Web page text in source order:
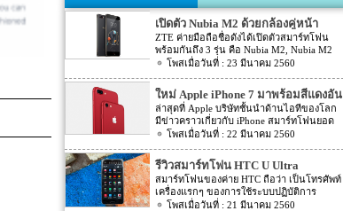
เปิดตัว Nubia M2 ด้วยกล้องคู่หน้า
ZTE ค่ายมือถือชื่อดังได้เปิดตัวสมาร์ทโฟน
พร้อมกันถึง 3 รุ่น คือ Nubia M2, Nubia M2
Lite และ Nubia N2 ซึ่งแต่ละรุ่นก็มีความน่า
นี้เราจะมารีวิวให้ท่านได้รู้จักกับ Nubia M2
ที่มีจุดขายตรงกล้องหน้าที่มาเป็นคู่ นอกจาก
กล้องหน้าที่มาเป็นคู่แล้วยังมีส่วนอื่นๆ ที่น่า
สนใจอีก Nubia M2 ใช้กล้องหน้าแบบคู่ที่มี
ความละเอียดสูงถึง 13MP มีรูรับแสง f 2.2
กล้องหน้าสำหรับการเซลฟี่มีความละเอียด
16MP พร้อมกับรูรับแสง f/2.0 กล้องหน้า
สามารถจับภาพได้กว้างถึง 80 องศา นั้นจะ
ทำให้การถ่ายรูปเซลฟี่ได้กว้างมากยิ่งขึ้น
หน้าจอเป็นแบบ AMOLED มีความละเอียดสูง
23 มีนาคม 2560
ใหม่ Apple iPhone 7 มาพร้อมสีแดงอัน
ร้อนแรง
ล่าสุดที่ Apple บริษัทชั้นนำด้านไอทีของโลก
มีข่าวคราวเกี่ยวกับ iPhone สมาร์ทโฟนยอด
ฮิตในประเทศไทยและทั่วโลก และในช่วงที่
อาจจะพลาดโอกาสได้สัมผัสเทคโนโลยีอัน
ทันสมัยในคราวนั้น แต่ก็ถือว่า เป็นความโชค
ดีที่คุณกำลังจะได้สัมผัสกับ iPhone 7 ที่มา
พร้อมการออกแบบสีของบอดี้ด้วยสีแดงอัน
ร้อนแรง เร้าใจแบบสุดๆ ทำให้สาวกของ
22 มีนาคม 2560
รีวิวสมาร์ทโฟน HTC U Ultra
สมาร์ทโฟนของค่าย HTC ถือว่า เป็นโทรศัพท์
เครื่องแรกๆ ของการใช้ระบบปฏิบัติการ
Android หลายคนน่าจะจำได้ ในช่วงนั้นมี
21 มีนาคม 2560